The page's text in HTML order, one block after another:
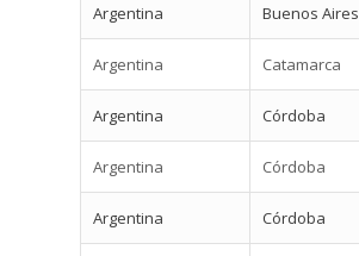
Argentina Buenos Aires
Argentina Catamarca
Argentina Córdoba
Argentina Córdoba
Argentina Córdoba